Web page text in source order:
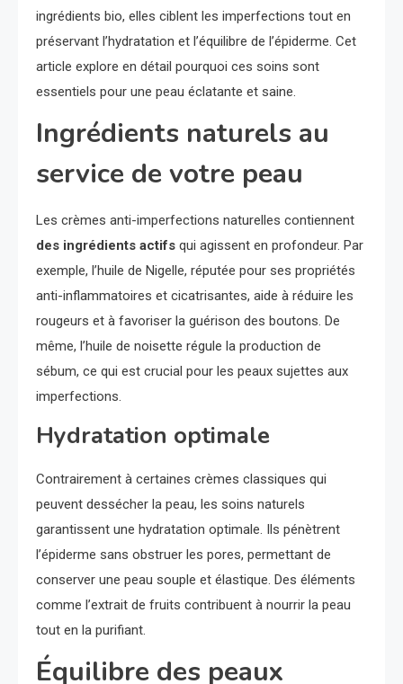
ingrédients bio, elles ciblent les imperfections tout en
préservant l’hydratation et l’équilibre de l’épiderme. Cet
article explore en détail pourquoi ces soins sont
essentiels pour une peau éclatante et saine.
Ingrédients naturels au
service de votre peau
Les crèmes anti-imperfections naturelles contiennent
des ingrédients actifs qui agissent en profondeur. Par
exemple, l’huile de Nigelle, réputée pour ses propriétés
anti-inflammatoires et cicatrisantes, aide à réduire les
rougeurs et à favoriser la guérison des boutons. De
même, l’huile de noisette régule la production de
sébum, ce qui est crucial pour les peaux sujettes aux
imperfections.
Hydratation optimale
Contrairement à certaines crèmes classiques qui
peuvent dessécher la peau, les soins naturels
garantissent une hydratation optimale. Ils pénètrent
l’épiderme sans obstruer les pores, permettant de
conserver une peau souple et élastique. Des éléments
comme l’extrait de fruits contribuent à nourrir la peau
tout en la purifiant.
Équilibre des peaux